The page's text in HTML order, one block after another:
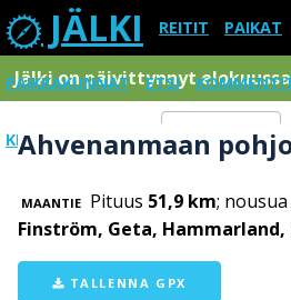
JÄLKI REITIT PAIKAT
PAIKKAKUNNAT ETSI
KIRJAUDU SISÄÄN Menu
Jälki on päivittynnyt
Ahvenanmaan
MAANTIE Pituus 51,9 km; nousua
Finström, Geta,
TALLENNA GPX